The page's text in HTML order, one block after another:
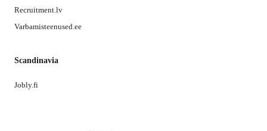
Recruitment.lv
Varbamisteenused.ee
Scandinavia
Jobly.fi